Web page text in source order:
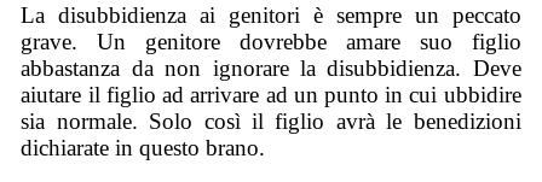
La disubbidienza ai genitori è sempre un peccato
grave. Un genitore dovrebbe amare suo figlio
abbastanza da non ignorare la disubbidienza. Deve
aiutare il figlio ad arrivare ad un punto in cui ubbidire
sia normale. Solo così il figlio avrà le benedizioni
dichiarate in questo brano.